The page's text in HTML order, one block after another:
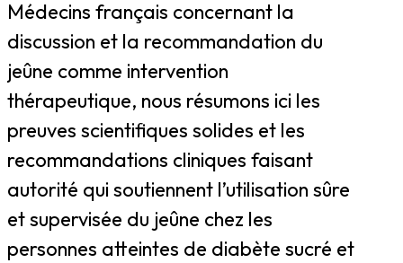
Médecins français concernant la
discussion et la recommandation du
jeûne comme intervention
thérapeutique, nous résumons ici les
preuves scientifiques solides et les
recommandations cliniques faisant
autorité qui soutiennent l’utilisation sûre
et supervisée du jeûne chez les
personnes atteintes de diabète sucré et